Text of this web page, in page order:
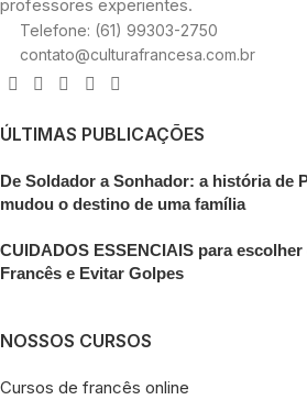
professores experientes.
Telefone: (61) 99303-2750
contato@culturafrancesa.com.br
ÚLTIMAS PUBLICAÇÕES
De Soldador a Sonhador: a história de
mudou o destino de uma família
CUIDADOS ESSENCIAIS para
Francês e Evitar Golpes
NOSSOS CURSOS
Cursos de francês online